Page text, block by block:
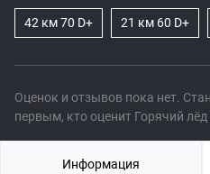
Оценок и отзывов пока нет.
первым, кто оценит Горячий лёд
42 км 70 D+ 21 км 60 D+
Информация